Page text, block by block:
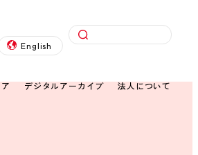
English 検索
デジタルアーカイブ 法人について